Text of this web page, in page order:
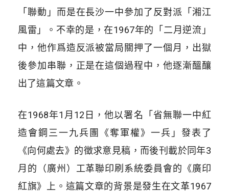
「聯動」而是在長沙一中參加了反對派「湘江
風雷」。不幸的是，在1967年的「二月逆流」
中，他作爲造反派被當局關押了一個月，出獄
後參加串聯，正是在這個過程中，他逐漸醞釀
出了這篇文章。
在1968年1月12日，他以署名「省無聯一中紅
造會鋼三一九兵團《奪軍權》一兵」發表了
《向何處去》的徵求意見稿，而後刊載於同年3
月的（廣州）工革聯印刷系統委員會的《廣印
紅旗》上。這篇文章的背景是發生在文革1967